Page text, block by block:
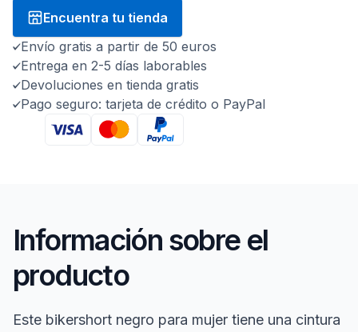
Encuentra tu tienda
Envío gratis a partir de 50 euros
Entrega en 2-5 días laborables
Devoluciones en tienda gratis
Pago seguro: tarjeta de crédito o PayPal
Información sobre el
producto
Este bikershort negro para mujer tiene una cintura